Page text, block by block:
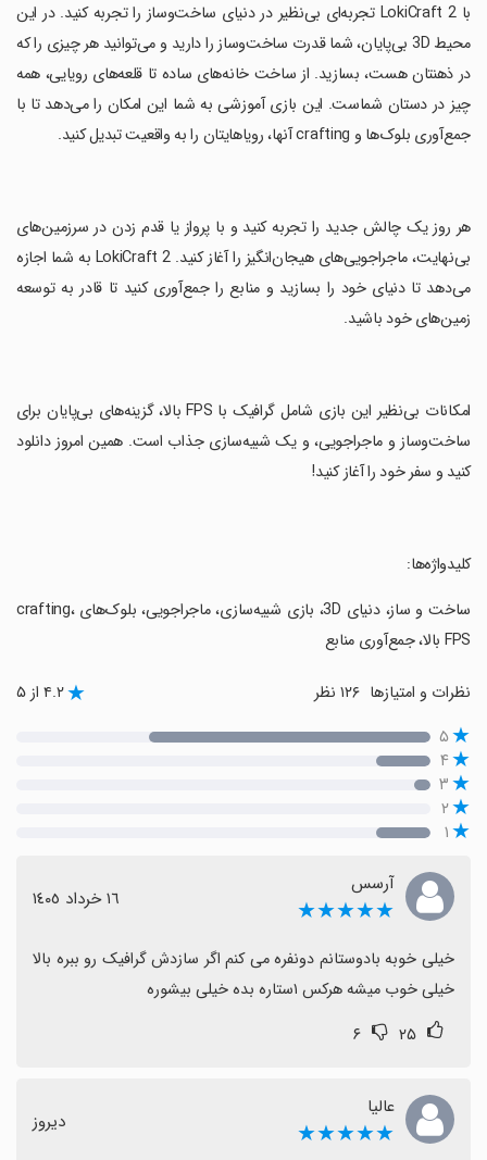
با LokiCraft 2 تجربه‌ای بی‌نظیر در دنیای ساخت‌وساز را تجربه کنید. در این
محیط 3D بی‌پایان، شما قدرت ساخت‌‌و‌ساز را دارید و می‌توانید هر چیزی را که
در ذهنتان هست، بسازید. از ساخت خانه‌های ساده تا قلعه‌های رویایی، همه
چیز در دستان شماست. این بازی آموزشی به شما این امکان را می‌دهد تا با
جمع‌آوری بلوک‌ها و crafting آنها، رویاهایتان را به واقعیت تبدیل کنید.
‏هر روز یک چالش جدید را تجربه کنید و با پرواز یا قدم زدن در سرزمین‌های
بی‌نهایت، ماجراجویی‌های هیجان‌انگیز را آغاز کنید. LokiCraft 2 به شما اجازه
می‌دهد تا دنیای خود را بسازید و منابع را جمع‌آوری کنید تا قادر به توسعه
زمین‌های خود باشید.
‏امکانات بی‌نظیر این بازی شامل گرافیک با FPS بالا، گزینه‌های بی‌پایان برای
ساخت‌وساز و ماجراجویی، و یک شبیه‌سازی جذاب است. همین امروز دانلود
کنید و سفر خود را آغاز کنید!
‏کلیدواژه‌ها:
‏ساخت و ساز، دنیای 3D، بازی شبیه‌سازی، ماجراجویی، بلوک‌های crafting،
FPS بالا، جمع‌آوری منابع
نظرات و امتیازها ۴.۲ از ۵
۵
۴
۳
۲
۱
آرسس
★★★★★ ١٦ خرداد ١٤٠٥
خیلی خوب میشه هرکس ۱ستاره بده خیلی بیشوره
۲۵ ۶
عالیا
★★★★★ دیروز